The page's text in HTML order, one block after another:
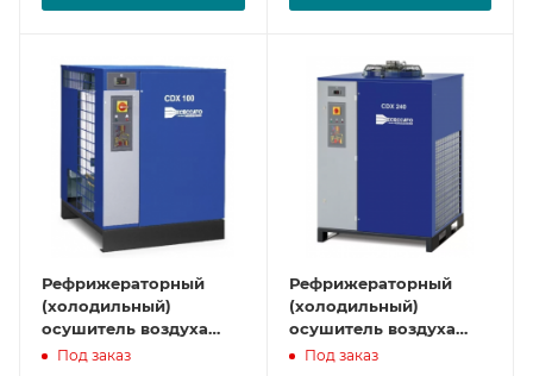
Рефрижераторный
(холодильный)
осушитель воздуха
CDX180
Под заказ
Рефрижераторный
(холодильный)
осушитель воздуха
CDX240
Под заказ